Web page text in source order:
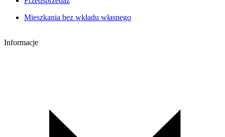
Mieszkania bez wkładu własnego
Informacje